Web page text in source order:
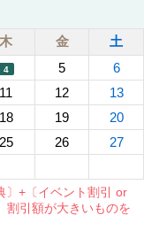
木 金 土
4 5
6
11 12
13
18 19
20
25 26
27
〕+〔イベント割引 or
割引額が大きいものを